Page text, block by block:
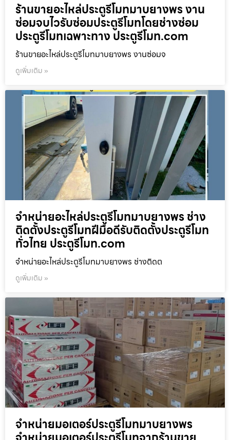
ร้านขายอะไหล่ประตูรีโมทมาบยางพร งาน
ซ่อมจบไวรับซ่อมประตูรีโมทโดยช่างซ่อม
ประตูรีโมทเฉพาะทาง ประตูรีโมท.com
ร้านขายอะไหล่ประตูรีโมทมาบยางพร งานซ่อมจ
ดูเพิ่มเติม »
จำหน่ายอะไหล่ประตูรีโมทมาบยางพร ช่าง
ติดตั้งประตูรีโมทฝีมือดีรับติดตั้งประตูรีโมท
ทั่วไทย ประตูรีโมท.com
จำหน่ายอะไหล่ประตูรีโมทมาบยางพร ช่างติดต
ดูเพิ่มเติม »
จำหน่ายมอเตอร์ประตูรีโมทมาบยางพร